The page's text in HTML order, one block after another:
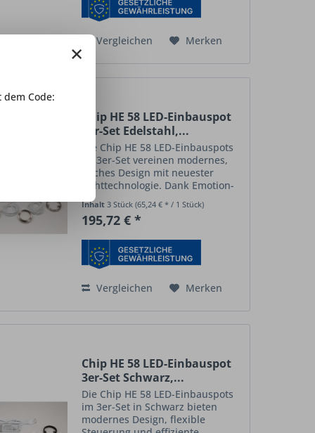
Vergleichen Merken
Chip HE 58 LED-Einbauspot
3er-Set Edelstahl,...
Die Chip HE 58 LED-Einbauspots
im 3er-Set vereinen modernes,
flaches Design mit neuester
Lichttechnologie. Dank Emotion-
Technologie können Helligkeit
und Lichtfarbe (2700–6500 K)
individuell angepasst werden –
Inhalt 3 Stück(65,24 € * / 1 Stück)
195,72 € *
Vergleichen Merken
Chip HE 58 LED-Einbauspot
3er-Set Schwarz,...
Die Chip HE 58 LED-Einbauspots
im 3er-Set in Schwarz bieten
modernes Design, flexible
×
Code: